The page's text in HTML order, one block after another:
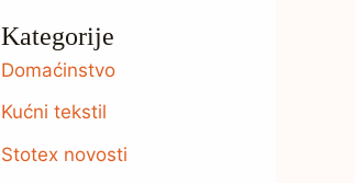
Kategorije
Domaćinstvo
Kućni tekstil
Stotex novosti